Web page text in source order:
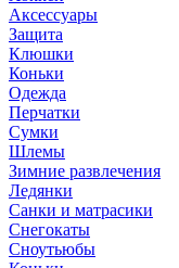
Аксессуары
Защита
Клюшки
Коньки
Одежда
Перчатки
Сумки
Шлемы
Зимние развлечения
Ледянки
Санки и матрасики
Снегокаты
Сноутьюбы